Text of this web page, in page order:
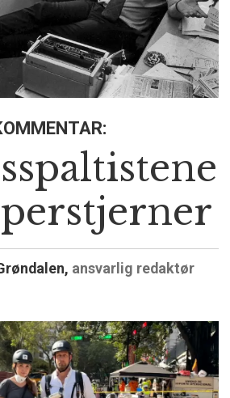
ansvarlig redaktør